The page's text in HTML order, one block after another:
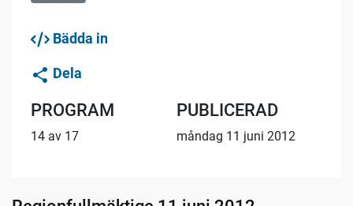
Bädda in
Dela
PROGRAM
14 av 17
PUBLICERAD
måndag 11 juni 2012